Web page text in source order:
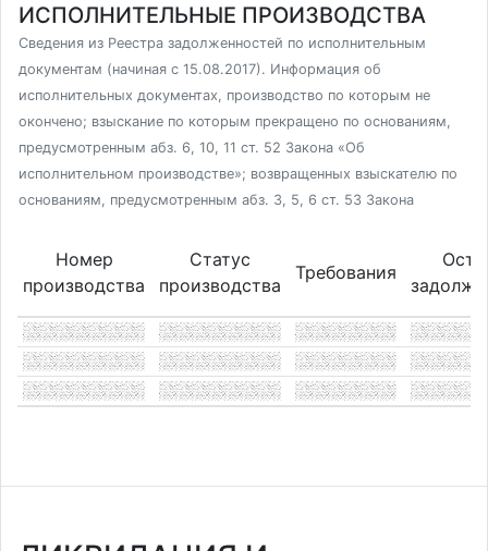
ИСПОЛНИТЕЛЬНЫЕ ПРОИЗВОДСТВА
Сведения из Реестра задолженностей по исполнительным
документам (начиная с 15.08.2017). Информация об
исполнительных документах, производство по которым не
окончено; взыскание по которым прекращено по основаниям,
предусмотренным абз. 6, 10, 11 ст. 52 Закона «Об
исполнительном производстве»; возвращенных взыскателю по
основаниям, предусмотренным абз. 3, 5, 6 ст. 53 Закона
Номер
производства
Статус
производства
Требования